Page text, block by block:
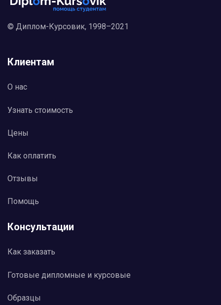
© Диплом-Курсовик, 1998–2021
Клиентам
О нас
Узнать стоимость
Цены
Как оплатить
Отзывы
Помощь
Консультации
Как заказать
Готовые дипломные и курсовые
Образцы